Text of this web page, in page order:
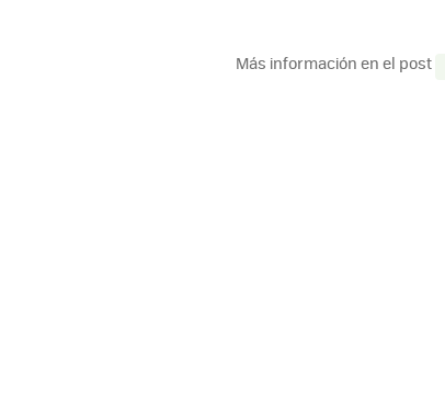
Más información en el post